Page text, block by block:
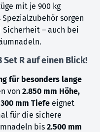
mit je 900 kg
sorgen
– auch bei
Set R auf einen Blick!
für besonders lange
von 2.850 mm Höhe,
mm Tiefe eignet
für die sichere
bis 2.500 mm